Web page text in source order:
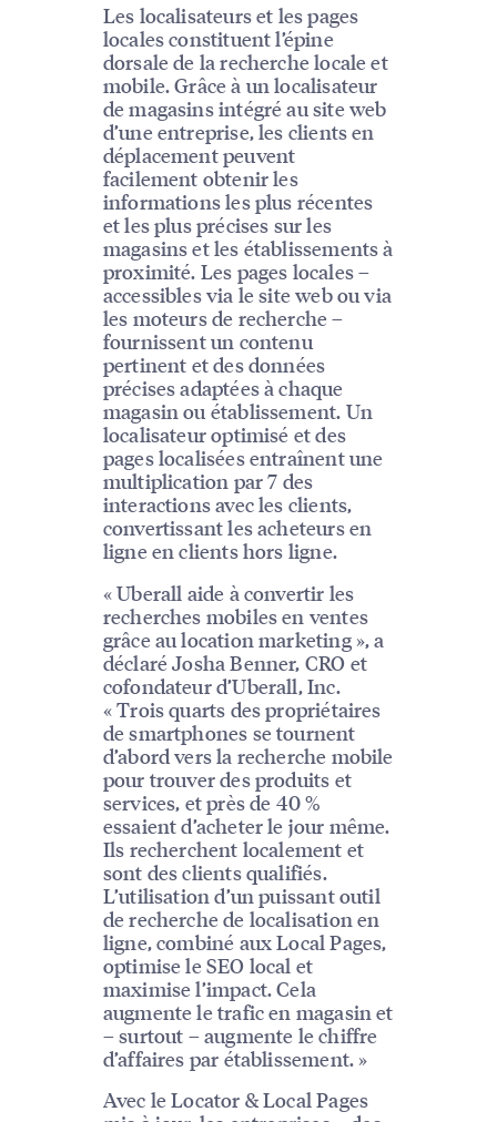
Les localisateurs et les pages
locales constituent l’épine
dorsale de la recherche locale et
mobile. Grâce à un localisateur
de magasins intégré au site web
d’une entreprise, les clients en
déplacement peuvent
facilement obtenir les
informations les plus récentes
et les plus précises sur les
magasins et les établissements à
proximité. Les pages locales –
accessibles via le site web ou via
les moteurs de recherche –
fournissent un contenu
pertinent et des données
précises adaptées à chaque
magasin ou établissement. Un
localisateur optimisé et des
pages localisées entraînent une
multiplication par 7 des
interactions avec les clients,
convertissant les acheteurs en
ligne en clients hors ligne.
« Uberall aide à convertir les
recherches mobiles en ventes
grâce au location marketing », a
déclaré Josha Benner, CRO et
cofondateur d’Uberall, Inc.
« Trois quarts des propriétaires
de smartphones se tournent
d’abord vers la recherche mobile
pour trouver des produits et
services, et près de 40 %
essaient d’acheter le jour même.
Ils recherchent localement et
sont des clients qualifiés.
L’utilisation d’un puissant outil
de recherche de localisation en
ligne, combiné aux Local Pages,
optimise le SEO local et
maximise l’impact. Cela
augmente le trafic en magasin et
– surtout – augmente le chiffre
d’affaires par établissement. »
Avec le Locator & Local Pages